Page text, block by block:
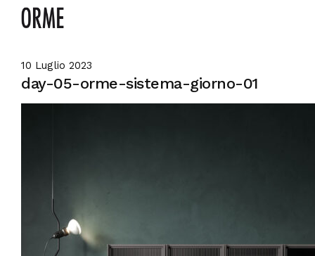
10 Luglio 2023
day-05-orme-sistema-giorno-01